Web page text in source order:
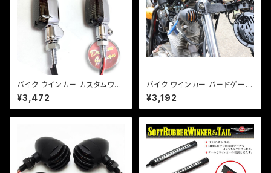
バイク ウインカー カスタムウイ
ンカー ver.1 【シルバー/スモー
クレンズ】 汎用 2個セット CB/X
JR/Z/ゼファー/バリオス/a254
¥3,472
バイク ウインカー バードゲージ
ウインカー マッドブラック 艶消
しブラック 2個セット カスタム
¥3,192